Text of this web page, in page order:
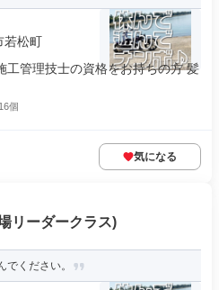
若松町
工管理技士の資格をお持ちの方 髪
個
気になる
リーダークラス)
ください。